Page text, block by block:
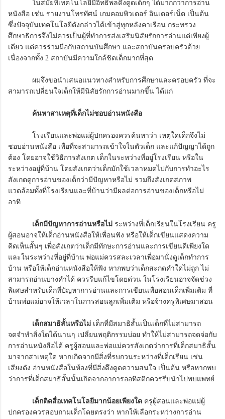
ในสมัยที่เทคโนโลยีมีอิทธิพลดึงดูดเด็กๆ ได้มากกว่าการอ่าน
หนังสือ เช่น รายงานโทรทัศน์ เกมคอมพิวเตอร์ อินเตอร์เน็ต เป็นต้น
ซึ่งปัจจุบันเทคโนโลยีดังกล่าวได้เข้าสู่ทุกหลังคาเรือน กระทรวง
ศึกษาธิการจึงไม่ควรเป็นผู้ที่ทำการส่งเสริมนิสัยรักการอ่านแต่เพียงผู้
เดียว แต่ควรร่วมมือกับสถานบันศึกษา และสถาบันครอบครัวด้วย
เนื่องจากทั้ง 2 สถาบันมีความใกล้ชิดเด็กมากที่สุด
ผมจึงขอนำเสนอแนวทางสำหรับการศึกษาและครอบครัว ที่จะ
สามารถเปลี่ยนใจเด็กให้มีนิสัยรักการอ่านมากขึ้น ได้แก่
ค้นหาสาเหตุที่เด็กไม่ชอบอ่านหนังสือ
โรงเรียนและพ่อแม่ผู้ปกครองควรค้นหาว่า เหตุใดเด็กจึงไม่
ชอบอ่านหนังสือ เพื่อที่จะสามารถเข้าใจในตัวเด็ก และแก้ปัญญาได้ถูก
ต้อง โดยอาจใช้วิธีการสังเกต เด็กในระหว่างที่อยู่โรงเรียน หรือใน
ระหว่างอยู่ที่บ้าน โดยสังเกตว่าเด็กมักใช้เวลาหมดไปกับการทำอะไร
สังเกตดูการอ่านของเด็กว่ามีปัญหาหรือไม่ รวมถึงสังเกตสภาพ
แวดล้อมทั้งที่โรงเรียนและที่บ้านว่ามีผลต่อการอ่านของเด็กหรือไม่
อาทิ
เด็กมีปัญหาการอ่านหรือไม่ ระหว่างที่เด็กเรียนในโรงเรียน ครู
ผู้สอนอาจให้เด็กอ่านหนังสือให้เพื่อนฟัง หรือให้เด็กเขียนแสดงความ
คิดเห็นสั้นๆ เพื่อสังเกตว่าเด็กมีทักษะการอ่านและการเขียนดีเพียงใด
และในระหว่างที่อยู่ที่บ้าน พ่อแม่ควรสละเวลาเพื่อมานั่งดูเด็กทำการ
บ้าน หรือให้เด็กอ่านหนังสือให้ฟัง หากพบว่าเด็กสะกดคำใดไม่ถูก ไม่
สามารถอ่านบางคำได้ ควรรีบแก้ไขโดยด่วน ในโรงเรียนอาจจัดช่วง
พิเศษสำหรับเด็กที่ปัญหาการอ่านและการเขียนเพื่อสอนเด็กเพิ่มเติม ที่
บ้านพ่อแม่อาจให้เวลาในการสอนลูกเพิ่มเติม หรือจ้างครูพิเศษมาสอน
เด็กสมาธิสั้นหรือไม่ เด็กที่มีสมาธิสั้นเป็นเด็กที่ไม่สามารถ
จดจำทำสิ่งใดได้นานๆ เปลี่ยนพฤติกรรมบ่อย ทำให้ไม่สามารถจดจ่อกับ
การอ่านหนังสือได้ ครูผู้สอนและพ่อแม่ควรสังเกตว่าการที่เด็กสมาธิสั้น
มาจากสาเหตุใด หากเกิดจากมีสิ่งที่รบกวนระหว่างที่เด็กเรียน เช่น
เสียงดัง อ่านหนังสือในห้องที่มีสิ่งดึงดูดความสนใจ เป็นต้น หรือหากพบ
ว่าการที่เด็กสมาธิสั้นนั้นเกิดจากอาการออทิสติกควรรีบนำไปพบแพทย์
เด็กติดสื่อเทคโนโลยีมากน้อยเพียงใด ครูผู้สอนและพ่อแม่ผู้
ปกครองควรสอบถามเด็กโดยตรงว่า หากให้เลือกระหว่างการอ่าน